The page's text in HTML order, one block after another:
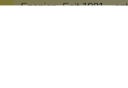
Spanien. Seit 1991